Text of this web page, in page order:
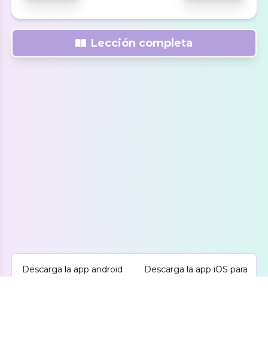
Lección completa
Descarga la app android
Descarga la app iOS para